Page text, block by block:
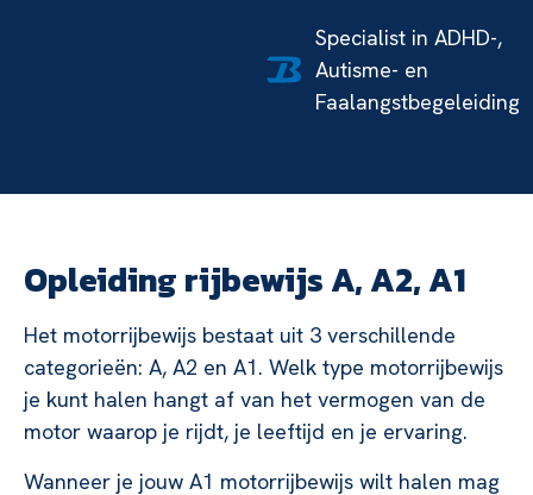
Specialist in ADHD-,
Autisme- en
Faalangstbegeleiding
Opleiding rijbewijs A, A2, A1
Het motorrijbewijs bestaat uit 3 verschillende
categorieën: A, A2 en A1. Welk type motorrijbewijs
je kunt halen hangt af van het vermogen van de
motor waarop je rijdt, je leeftijd en je ervaring.
Wanneer je jouw A1 motorrijbewijs wilt halen mag